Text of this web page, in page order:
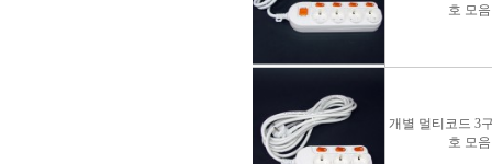
호 모음
개별 멀티코드 3
호 모음